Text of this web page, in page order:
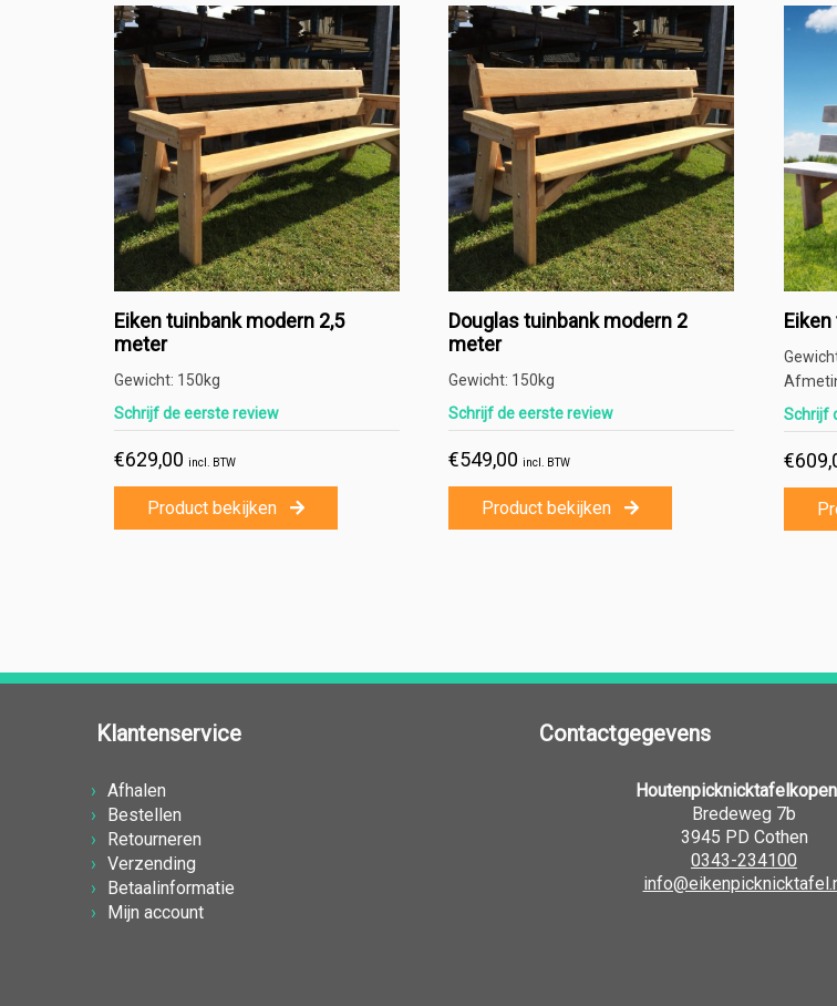
Eiken tuinbank modern 2,5
meter
Gewicht: 150kg
Schrijf de eerste review
€629,00 incl. BTW
Product bekijken
Douglas tuinbank modern 2
meter
Gewicht: 150kg
Schrijf de eerste review
€549,00 incl. BTW
Product bekijken
Schrijf
€
Klantenservice
Afhalen
Bestellen
Retourneren
Verzending
Betaalinformatie
Mijn account
Contactgegevens
Bredeweg 7b
3945 PD Cothen
0343-234100